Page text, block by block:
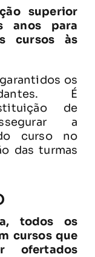
superior
anos para
cursos às
os
É
de
a
curso no
das turmas
todos os
cursos que
ofertados